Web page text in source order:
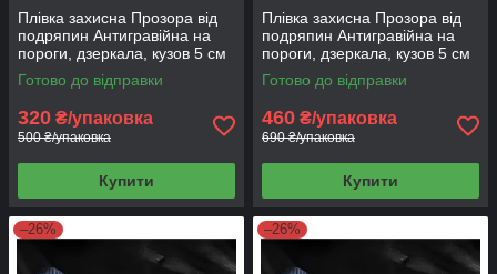
Плівка захисна Прозора від
подряпин Антигравійна на
пороги, дзеркала, кузов 5 см
на 5 м
Готово до відправки
320 ₴/упаковка
500 ₴/упаковка
Купити
Плівка захисна Прозора від
подряпин Антигравійна на
пороги, дзеркала, кузов 5 см
на 10 м
Готово до відправки
460 ₴/упаковка
690 ₴/упаковка
Купити
–26% –26%